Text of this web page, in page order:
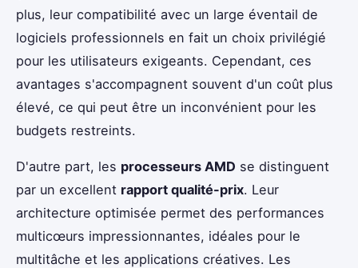
plus, leur compatibilité avec un large éventail de
logiciels professionnels en fait un choix privilégié
pour les utilisateurs exigeants. Cependant, ces
avantages s'accompagnent souvent d'un coût plus
élevé, ce qui peut être un inconvénient pour les
budgets restreints.
D'autre part, les processeurs AMD se distinguent
par un excellent rapport qualité-prix. Leur
architecture optimisée permet des performances
multicœurs impressionnantes, idéales pour le
multitâche et les applications créatives. Les